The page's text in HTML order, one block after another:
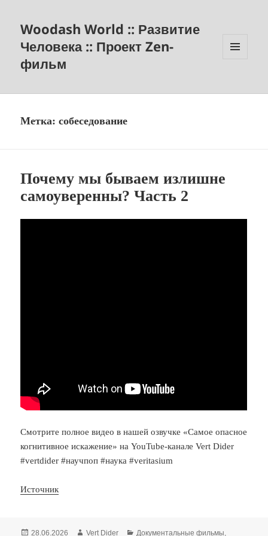
Woodash World :: Развитие
Человека :: Проект Zen-
фильм
Метка:собеседование
Почему мы бываем излишне
самоуверенны? Часть 2
Смотрите полное видео в нашей озвучке «Самое опасное
когнитивное искажение» на YouTube-канале Vert Dider
#vertdider #научпоп #наука #veritasium
Источник
Опубликовано
28.06.2026 Автор
Vert Dider Рубрики
Документальные фильмы,